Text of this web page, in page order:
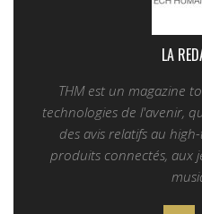
LA
THM est un magazine
technologies de l'avenir,
des avis relatifs au
produits connectés, aux